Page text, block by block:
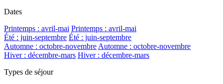
Dates
Printemps : avril-mai Printemps : avril-mai
Été : juin-septembre Été : juin-septembre
Automne : octobre-novembreAutomne : octobre-novembre
Hiver : décembre-mars Hiver : décembre-mars
Types de séjour